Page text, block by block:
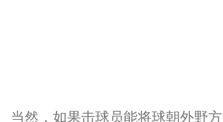
当然，如果击球员能将球朝外野